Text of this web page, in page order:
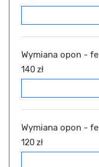
Wymiana opon -
140 zł
Wymiana opon -
120 zł